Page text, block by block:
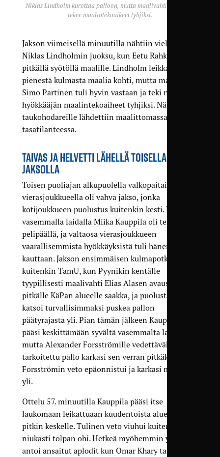
Niklas Lindholm kurottaa palloon, mutta maalivahti peittää ja
tekee maalintekoaikeet tyhjiksi.
Jakson viimeisellä minuutilla nähtiin vielä yksi
Niklas Lindholmin juoksu, kun Eetu Rahkola avasi
pitkällä syötöllä maalille. Lindholm leikkasi
pienestä kulmasta maalia kohti, mutta maalivahti
Simo Partinen tuli hyvin vastaan ja teki nuoren
hyökkääjän maalintekoaiheet tyhjiksi. Näin
taukohodareille lähdettiin maalittomassa
tasatilanteessa.
TAIVAS JA HELVETTI LÄHELLÄ TOISELLA
JAKSOLLA
Toisen puoliajan alkupuolella valkopaitaisella
vierasjoukkueella oli vahva jakso, jonka
kotijoukkueen puolustus kuitenkin kesti. KäPan
vasemmalla laidalla Miika Kauppila oli terävällä
pelipäällä, ja valtaosa vierasjoukkueen
vaarallisemmista hyökkäyksistä tuli hänen
kauttaan. Jakson ensimmäisen kulmapotkun sai
kuitenkin TamU, kun Pyynikin kentälle
tyypillisesti maalivahti Elias Alasen avaus kantoi
pitkälle KäPan alueelle saakka, ja puolustaja
katsoi turvallisimmaksi puskea pallon
päätyrajasta yli. Pian tämän jälkeen Kauppila
pääsi keskittämään syvältä vasemmalta laidalta,
mutta Alexander Forsströmille vedettäväksi
tarkoitettu pallo karkasi sen verran pitkäksi, että
Forsströmin veto epäonnistui ja karkasi maalin
yli.
Ottelu 57. minuutilla Kauppila pääsi itse
laukomaan leikattuaan kuudentoista alueen rajaa
pitkin keskelle. Tulinen veto viuhui kuitenkin
niukasti tolpan ohi. Hetkeä myöhemmin yleisö
antoi ansaitut aplodit kun Omar Khary taisteli